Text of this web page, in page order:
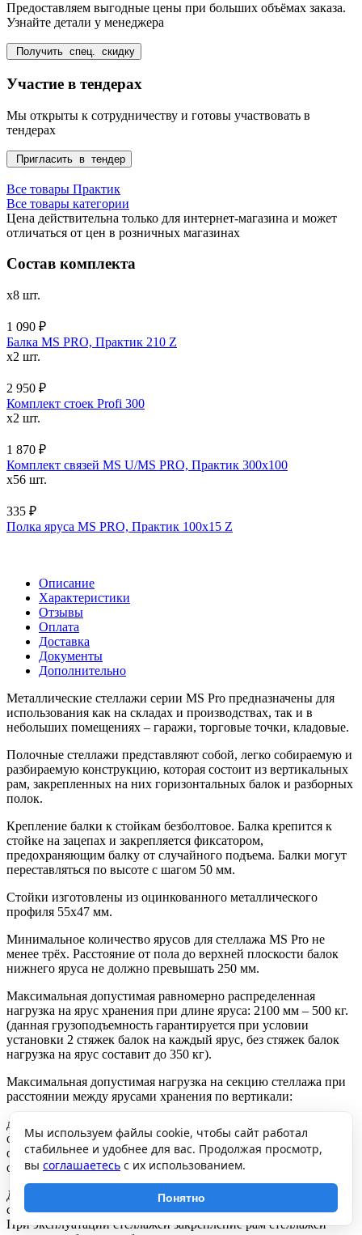
Предоставляем выгодные цены при больших объёмах заказа.
Узнайте детали у менеджера
Получить спец. скидку
Участие в тендерах
Мы открыты к сотрудничеству и готовы участвовать в
тендерах
Пригласить в тендер
Все товары Практик
Все товары категории
Цена действительна только для интернет-магазина и может
отличаться от цен в розничных магазинах
Состав комплекта
x8 шт.
1 090 ₽
Балка MS PRO, Практик 210 Z
x2 шт.
2 950 ₽
Комплект стоек Profi 300
x2 шт.
1 870 ₽
Комплект связей MS U/MS PRO, Практик 300x100
x56 шт.
335 ₽
Полка яруса MS PRO, Практик 100х15 Z
Описание
Характеристики
Отзывы
Оплата
Доставка
Документы
Дополнительно
Металлические стеллажи серии MS Pro предназначены для
использования как на складах и производствах, так и в
небольших помещениях – гаражи, торговые точки, кладовые.
Полочные стеллажи представляют собой, легко собираемую и
разбираемую конструкцию, которая состоит из вертикальных
рам, закрепленных на них горизонтальных балок и разборных
полок.
Крепление балки к стойкам безболтовое. Балка крепится к
стойке на зацепах и закрепляется фиксатором,
предохраняющим балку от случайного подъема. Балки могут
переставляться по высоте с шагом 50 мм.
Стойки изготовлены из оцинкованного металлического
профиля 55х47 мм.
Минимальное количество ярусов для стеллажа MS Pro не
менее трёх. Расстояние от пола до верхней плоскости балок
нижнего яруса не должно превышать 250 мм.
Максимальная допустимая равномерно распределенная
нагрузка на ярус хранения при длине яруса: 2100 мм – 500 кг.
(данная грузоподъемность гарантируется при условии
установки 2 стяжек балок на каждый ярус, без стяжек балок
нагрузка на ярус составит до 350 кг).
Максимальная допустимая нагрузка на секцию стеллажа при
расстоянии между ярусами хранения по вертикали:
до 750 мм – 2500 кг,
от 750 до 1000 мм – 1500 кг,
от 1000 до 1250 мм – 1050 кг,
от 1250 до 2000 мм – 500 кг.
Допускается собирать стеллажи в линию с общей средней
стойкой. Грузоподъемность стеллажей при этом не снижается.
При эксплуатации стеллажей закрепление рам стеллажей
Мы используем файлы cookie, чтобы сайт работал
стабильнее и удобнее для вас. Продолжая просмотр,
вы соглашаетесь с их использованием.
Понятно